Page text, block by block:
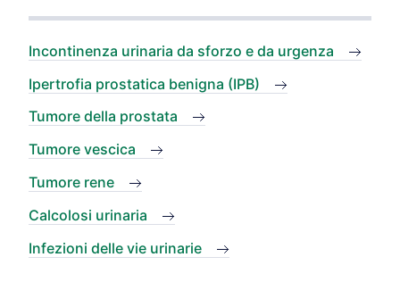
Incontinenza urinaria da sforzo e da urgenza
Ipertrofia prostatica benigna (IPB)
Tumore della prostata
Tumore vescica
Tumore rene
Calcolosi urinaria
Infezioni delle vie urinarie